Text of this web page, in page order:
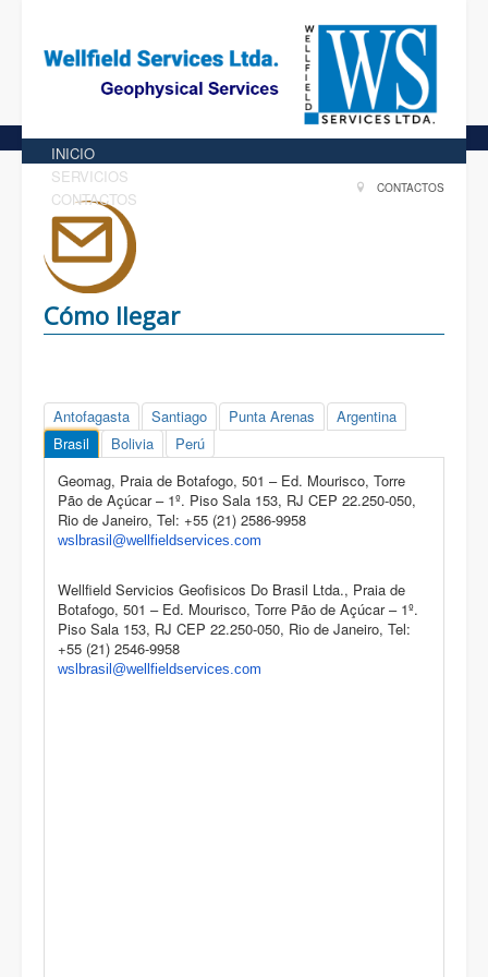
INICIO
SERVICIOS
CONTACTOS
CONTACTOS
Cómo llegar
Antofagasta Santiago Punta Arenas
Argentina
Brasil
Bolivia
Perú
Geomag, Praia de Botafogo, 501 – Ed. Mourisco, Torre
Pão de Açúcar – 1º. Piso Sala 153, RJ CEP 22.250-050,
Rio de Janeiro, Tel: +55 (21) 2586-9958
wslbrasil@wellfieldservices.com
Wellfield Servicios Geofisicos Do Brasil Ltda., Praia de
Botafogo, 501 – Ed. Mourisco, Torre Pão de Açúcar – 1º.
Piso Sala 153, RJ CEP 22.250-050, Rio de Janeiro, Tel:
+55 (21) 2546-9958
wslbrasil@wellfieldservices.com